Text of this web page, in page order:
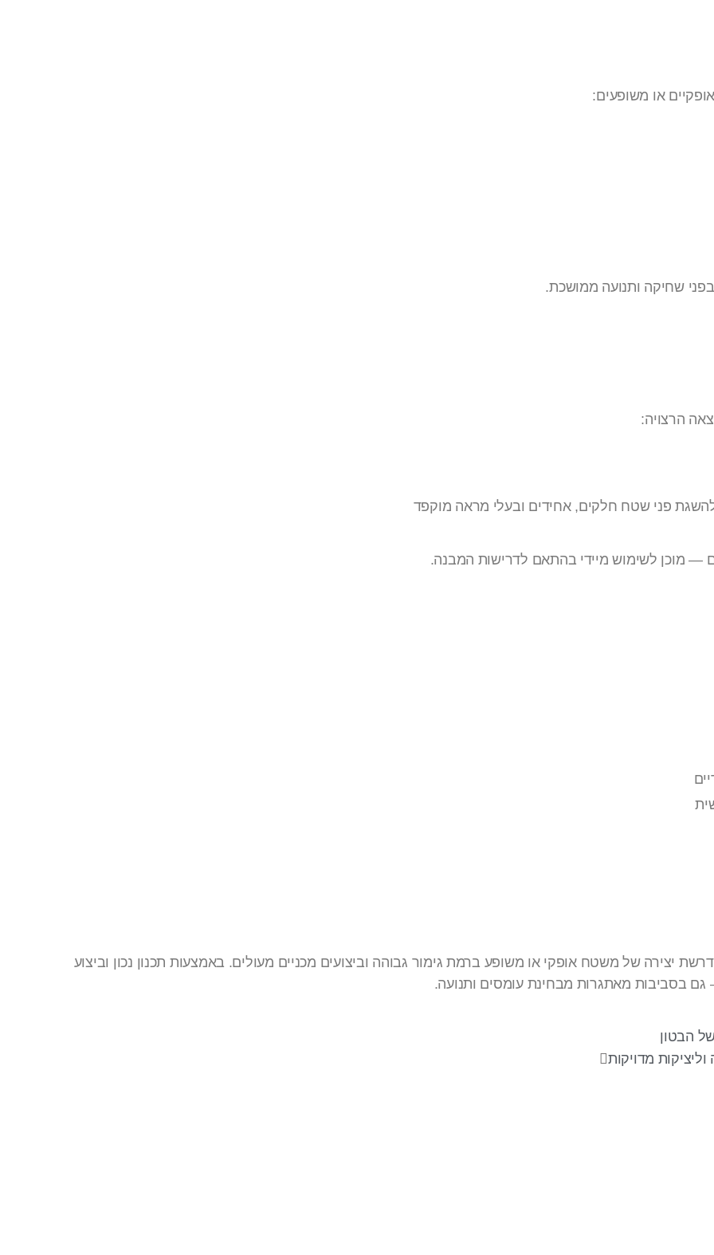
או משופעים:
שחיקה ותנועה ממושכת.
הרצויה:
פני שטח חלקים, אחידים ובעלי מראה מוקפד
— מוכן לשימוש מיידי בהתאם לדרישות המבנה.
יצירה של משטח אופקי או משופע ברמת גימור גבוהה וביצועים מכניים מעולים. באמצעות תכנון נכון וביצוע
גם בסביבות מאתגרות מבחינת עומסים ותנועה.
הבטון
מדויקות